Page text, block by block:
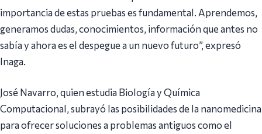
importancia de estas pruebas es fundamental. Aprendemos,
generamos dudas, conocimientos, información que antes no
sabía y ahora es el despegue a un nuevo futuro”, expresó
Inaga.
José Navarro, quien estudia Biología y Química
Computacional, subrayó las posibilidades de la nanomedicina
para ofrecer soluciones a problemas antiguos como el